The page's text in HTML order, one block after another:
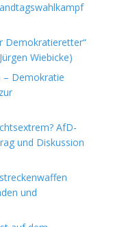
Demokratieretter“
Wiebicke)
– Demokratie
AfD-
und Diskussion
und